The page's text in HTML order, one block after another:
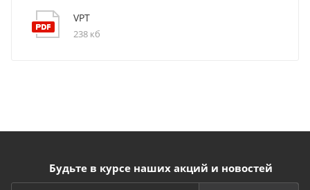
VPT
238 кб
Будьте в курсе наших акций и новостей